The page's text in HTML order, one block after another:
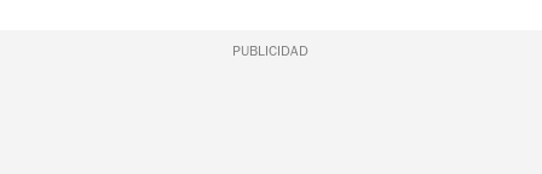
PUBLICIDAD